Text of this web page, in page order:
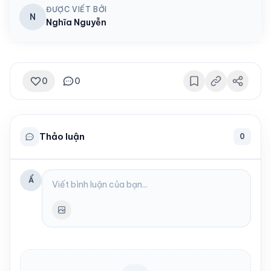
N
ĐƯỢC VIẾT BỞI
Nghĩa Nguyễn
0 0
Thảo luận 0
Ẩ